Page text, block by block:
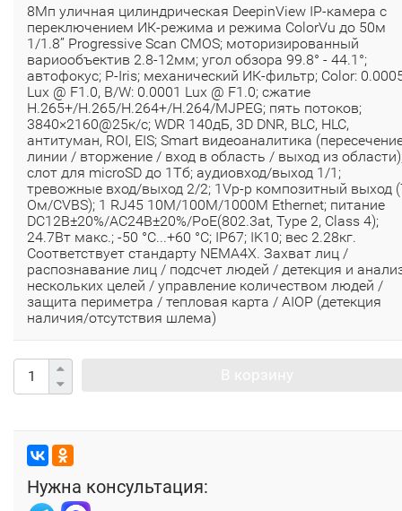
8Мп уличная цилиндрическая DeepinView IP-камера с
переключением ИК-режима и режима ColorVu до 50м
1/1.8’’ Progressive Scan CMOS; моторизированный
вариообъектив 2.8-12мм; угол обзора 99.8° - 44.1°;
автофокус; P-Iris; механический ИК-фильтр; Color:
Lux @ F1.0, B/W: 0.0001 Lux @ F1.0; сжатие
H.265+/H.265/H.264+/H.264/MJPEG; пять потоков;
3840×2160@25к/с; WDR 140дБ, 3D DNR, BLC, HLC,
антитуман, ROI, EIS; Smart видеоаналитика
линии / вторжение / вход в область / выход из
слот для microSD до 1Tб; аудиовход/выход 1/1;
тревожные вход/выход 2/2; 1Vp-p композитный выход
Ом/CVBS); 1 RJ45 10M/100M/1000M Ethernet; питание
DC12В±20%/AC24В±20%/PoE(802.3at, Type 2, Class 4);
24.7Вт макс.; -50 °C...+60 °C; IP67; IK10; вес 2.28кг.
Соответствует стандарту NEMA4X. Захват лиц /
распознавание лиц / подсчет людей / детекция и
нескольких целей / yправление количеством людей /
защита периметра / тепловая карта / AIOP (детекция
наличия/отсутствия шлема)
Нужна консультация: